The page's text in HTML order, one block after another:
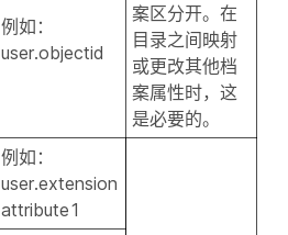
例如：
user.objectid
案区分开。在
目录之间映射
或更改其他档
案属性时，这
是必要的。
例如：
user.extension
attribute1